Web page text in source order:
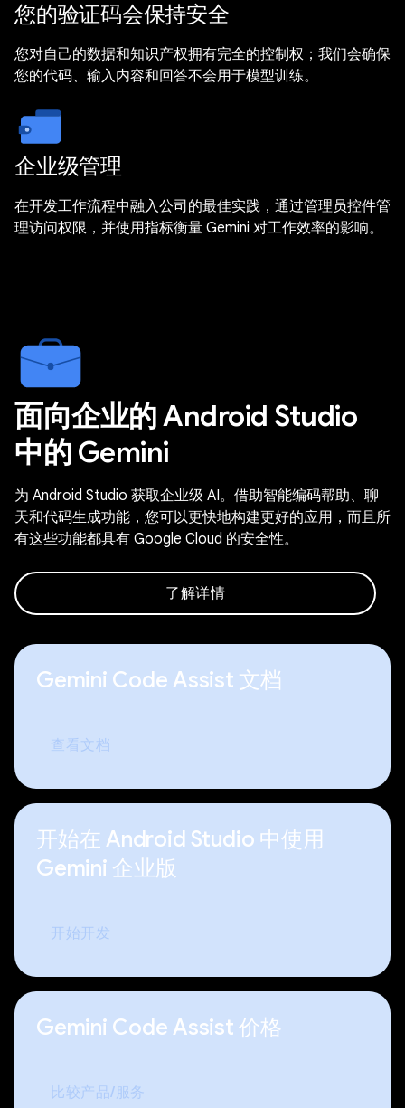
您的验证码会保持安全
您对自己的数据和知识产权拥有完全的控制权；我们会确保
您的代码、输入内容和回答不会用于模型训练。
企业级管理
在开发工作流程中融入公司的最佳实践，通过管理员控件管
理访问权限，并使用指标衡量 Gemini 对工作效率的影响。
面向企业的 Android Studio
中的 Gemini
为 Android Studio 获取企业级 AI。借助智能编码帮助、聊
天和代码生成功能，您可以更快地构建更好的应用，而且所
有这些功能都具有 Google Cloud 的安全性。
了解详情
Gemini Code Assist 文档
查看文档
开始在 Android Studio 中使用
Gemini 企业版
开始开发
Gemini Code Assist 价格
比较产品/服务